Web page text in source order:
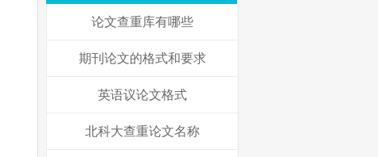
论文查重库有哪些
期刊论文的格式和要求
英语议论文格式
北科大查重论文名称